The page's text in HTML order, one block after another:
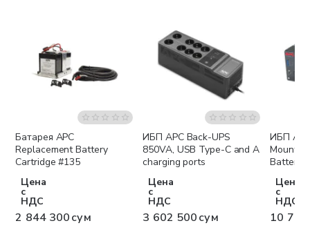
Бесплатная доставка
Батарея APC
Replacement Battery
Cartridge #135
Цена
с
НДС
2 844 300 сум
Бесплатная доставка
ИБП APC Back-UPS
850VA, USB Type-C and A
charging ports
Цена
с
НДС
3 602 500 сум
ИБП
Mount
Battery
Цена
с
НДС
10